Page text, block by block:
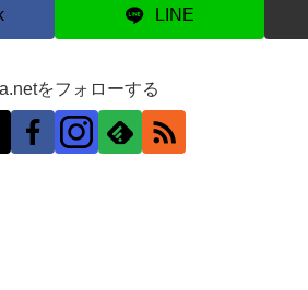
LINE
をフォローする